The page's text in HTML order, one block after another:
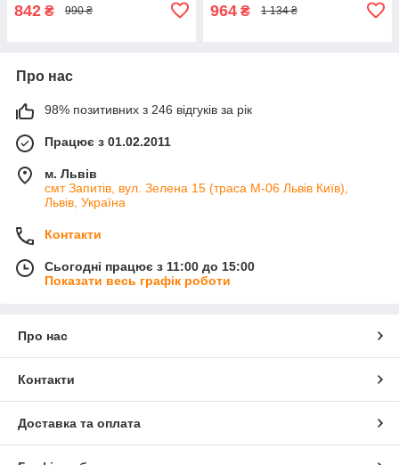
842 ₴ 990 ₴ 964 ₴ 1 134 ₴
Про нас
98% позитивних з 246 відгуків за рік
Працює з 01.02.2011
м. Львів
смт Запитів, вул. Зелена 15 (траса М-06 Львів Київ),
Львів, Україна
Контакти
Сьогодні працює з 11:00 до 15:00
Показати весь графік роботи
Про нас
Контакти
Доставка та оплата